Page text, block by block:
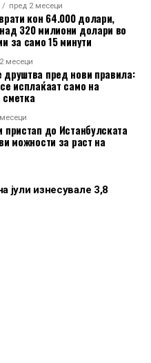
пред 2 месеци
кон 64.000 долари,
320 милиони долари во
за само 15 минути
месеци
друштва пред нови правила:
исплаќаат само на
пристап до Истанбулската
можности за раст на
јули изнесувале 3,8